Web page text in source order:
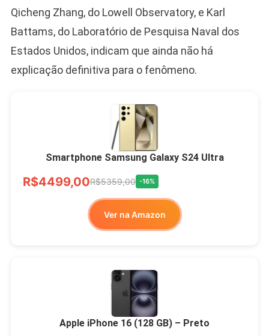
Qicheng Zhang, do Lowell Observatory, e Karl
Battams, do Laboratório de Pesquisa Naval dos
Estados Unidos, indicam que ainda não há
explicação definitiva para o fenômeno.
Smartphone Samsung Galaxy S24 Ultra
R$4499,00R$5359,00 -16%
Ver na Amazon
Apple iPhone 16 (128 GB) – Preto